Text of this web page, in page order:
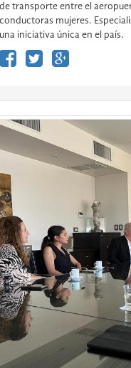
de transporte entre el
conductoras mujeres.
una iniciativa única en el país.